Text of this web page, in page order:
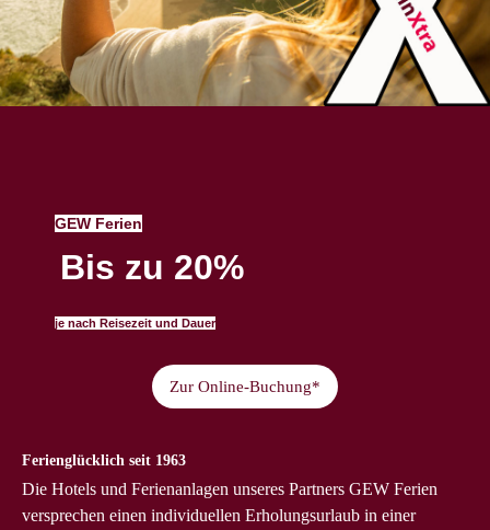
GEW Ferien
Bis zu 20%
je nach Reisezeit und Dauer
Zur Online-Buchung*
Ferienglücklich seit 1963
Die Hotels und Ferienanlagen unseres Partners GEW Ferien
versprechen einen individuellen Erholungsurlaub in einer